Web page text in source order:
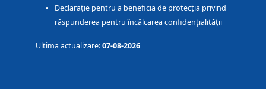
Declarație pentru a beneficia de protecția privind
răspunderea pentru încălcarea confidențialității
Ultima actualizare:07-08-2026